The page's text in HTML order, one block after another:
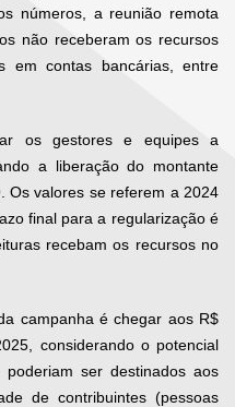
números, a reunião remota
não receberam os recursos
em contas bancárias, entre
os gestores e equipes a
a liberação do montante
Os valores se referem a 2024
final para a regularização é
recebam os recursos no
campanha é chegar aos R$
considerando o potencial
ser destinados aos
de contribuintes (pessoas